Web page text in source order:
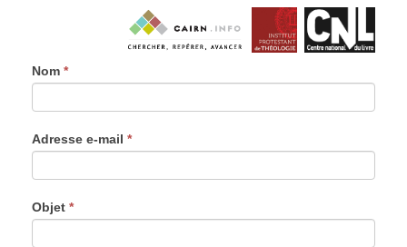
Nom *
Adresse e-mail *
Objet *
Si
vous
êtes
humain,
remplissez
ce